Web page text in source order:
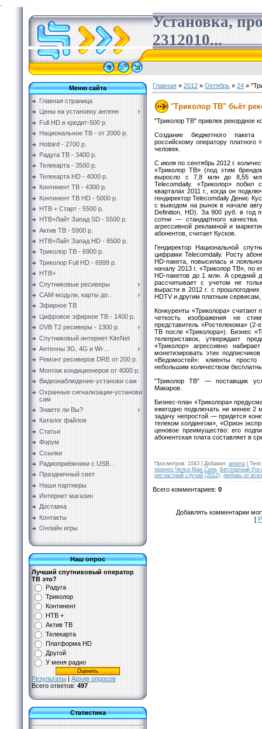
Установка,
2312010...
Меню сайта
Главная страница
Цены на установку антенн
Full HD в кредит-500 р.
Национальное ТВ - от 2000 р.
Hotbird - 2700 р.
Радуга ТВ - 3400 р.
Телекарта - 3500 р.
Телекарта HD - 4000 р.
Континент ТВ - 4300 р.
Континент ТВ HD - 5000 р.
НТВ + Старт - 5500 р.
НТВ+Лайт Запад SD - 5500 р.
Актив ТВ - 5900 р.
НТВ+Лайт Запад HD - 6500 р.
Триколор ТВ - 6900 р.
Триколор Full HD - 6999 р.
НТВ+
Спутниковые ресиверы
CAM-модули, карты до...
Эфирное ТВ
Цифровое эфирное ТВ - 1400 р.
DVB T2 ресиверы - 1300 р.
Спутниковый интернет KiteNet
Антенны 3G, 4G и Wi-...
Ремонт ресиверов DRE от 200 р.
Монтаж кондиционеров от 4000 р.
Видеонаблюдение-установи сам
Охранные сигнализации-установи
сам
Знаете ли Вы?
Каталог файлов
Статьи
Форум
Ссылки
Радиоприёмники с USB...
Праздничный свет
Наши партнеры
Интернет магазин
Доставка
Контакты
Онлайн игры
Наш опрос
Лучший спутниковый оператор
ТВ это?
Радуга
Триколор
Континент
НТВ +
Актив ТВ
Телекарта
Платформа HD
Другой
У меня радио
Результаты | Архив опросов
Всего ответов: 497
Статистика
Главная » 2012 » Октябрь » 24 »
"Триколор ТВ" бьёт
"Триколор ТВ" привлек рекордное
Создание бюджетного пакета
российскому оператору платного
человек.
С июля по сентябрь 2012 г.
«Триколор ТВ» (под этим
выросло с 7,8 млн до 8,55 млн,
Telecomdaily. «Триколор»
кварталах 2011 г., когда он
гендиректор Telecomdaily Денис
с выводом на рынок в начале
Definition, HD). За 900 руб. в год
сотни — стандартного
агрессивной рекламной и
абонентов, считает Кусков.
Гендиректор Национальной
цифрами Telecomdaily. Росту
HD-пакета, повысилась и
началу 2013 г. «Триколор ТВ», по
HD-пакетов до 1 млн. А средний
рассчитывает с учетом не
вырасти в 2012 г. с
HDTV и другим платным
Конкуренты «Триколора» считают
четкость изображения не
представитель «Ростелекома» (2-
ТВ после «Триколора»). Бизнес
телеприставок, утверждает
«Триколор» агрессивно
монетизировать этих
«Ведомостей»: клиенты просто
небольшим количеством
"Триколор ТВ" — поставщик
Макаров.
Бизнес-план «Триколора»
ежегодно подключать не менее 2
задачу непростой — придется
телеком холдингом», «Орион
ценовое преимущество: его
абонентская плата составляет в
Просмотров: 1043 Добавил: antena Теги:
прогноз Челси Ман Сити
Бесплатный
несчастный случай (2012)
любовь от
Всего комментариев: 0
Добавлять комментарии
[